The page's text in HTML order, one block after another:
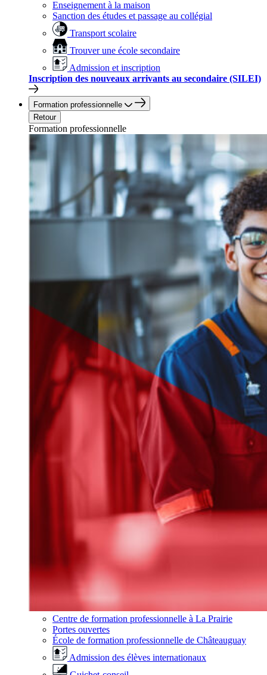
Enseignement à la maison
Sanction des études et passage au collégial
Transport scolaire
Trouver une école secondaire
Admission et inscription
Inscription des nouveaux arrivants au secondaire (SILEI)
Formation professionnelle
Retour
Formation professionnelle
Centre de formation professionnelle à La Prairie
Portes ouvertes
École de formation professionnelle de Châteauguay
Admission des élèves internationaux